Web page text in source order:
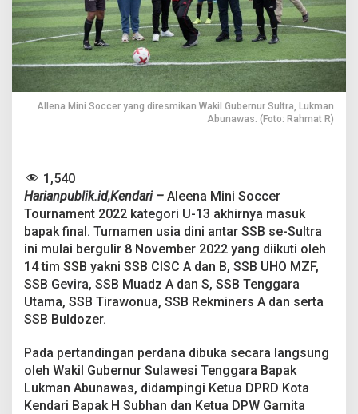
u
r
n
a
m
e
n
U
1
3
M
a
s
u
k
a
a
k
F
Allena Mini Soccer yang diresmikan Wakil Gubernur Sultra, Lukman
Abunawas. (Foto: Rahmat R)
1,540
Harianpublik.id,Kendari – Aleena Mini Soccer
Tournament 2022 kategori U-13 akhirnya masuk
bapak final. Turnamen usia dini antar SSB se-Sultra
ini mulai bergulir 8 November 2022 yang diikuti oleh
14 tim SSB yakni SSB CISC A dan B, SSB UHO MZF,
SSB Gevira, SSB Muadz A dan S, SSB Tenggara
Utama, SSB Tirawonua, SSB Rekminers A dan serta
SSB Buldozer.
Pada pertandingan perdana dibuka secara langsung
oleh Wakil Gubernur Sulawesi Tenggara Bapak
Lukman Abunawas, didampingi Ketua DPRD Kota
Kendari Bapak H Subhan dan Ketua DPW Garnita